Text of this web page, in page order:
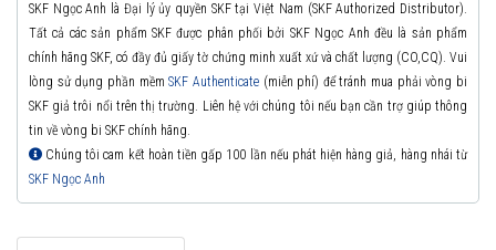
SKF Ngọc Anh là Đại lý ủy quyền SKF tại Việt Nam (SKF Authorized Distributor).
Tất cả các sản phẩm SKF được phân phối bởi SKF Ngọc Anh đều là sản phẩm
chính hãng SKF, có đầy đủ giấy tờ chứng minh xuất xứ và chất lượng (CO,CQ). Vui
lòng sử dụng phần mềmSKF Authenticate(miễn phí) để tránh mua phải vòng bi
SKF giả trôi nổi trên thị trường. Liên hệ với chúng tôi nếu bạn cần trợ giúp thông
tin về vòng bi SKF chính hãng.
Chúng tôi cam kết hoàn tiền gấp 100 lần nếu phát hiện hàng giả, hàng nhái từ
SKF Ngọc Anh